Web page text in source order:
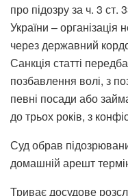
про підозру за ч. 3 ст.
України –
через державний
Санкція статті
позбавлення волі, з
певні посади або
до трьох років, з
Суд обрав
домашній арешт
Триває досудове